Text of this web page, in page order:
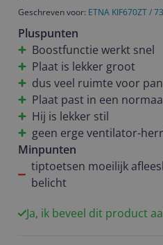
met grotere koekenpannen.
De "knoppen" (dit zijn
in de plaat) hadden wel
mogen hebben.
Als er nu een pan op
afzuigkap wordt ontnomen
plaat, zie je niks meer van
Nu anderhalve maand in
supergoed.
De boostfunctie warmt de
Geschreven voor: ETNA KIF670ZT /
Pluspunten
Boostfunctie werkt snel
Plaat is lekker groot
dus veel ruimte voor
Plaat past in een
Hij is lekker stil
geen erge ventilator-
Minpunten
tiptoetsen moeilijk
belicht
Ja, ik beveel dit product